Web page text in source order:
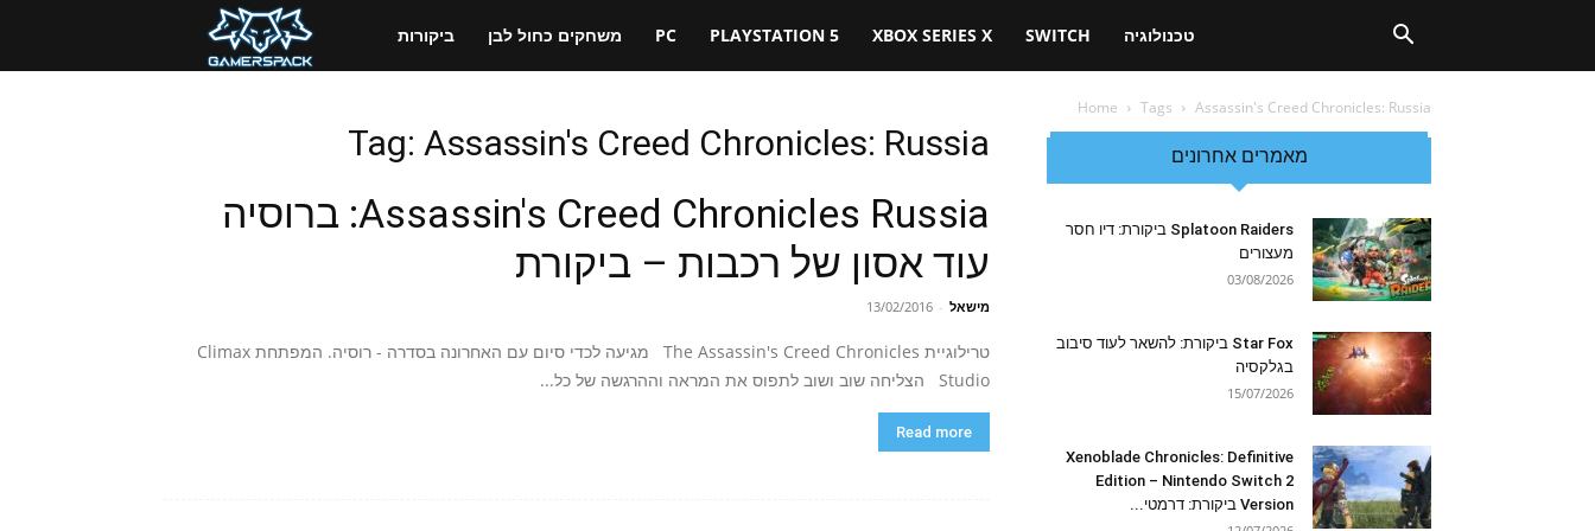
ביקורות משחקים כחול לבן PC PLAYSTATION 5 XBOX SERIES X SWITCH טכנולוגיה
Home Tags Assassin's Creed Chronicles: Russia
Tag: Assassin's Creed Chronicles: Russia
Assassin's Creed Chronicles Russia: ברוסיה
עוד אסון של רכבות – ביקורת
מישאל -
13/02/2016
טרילוגיית The Assassin's Creed Chronicles מגיעה לכדי סיום עם האחרונה בסדרה - רוסיה. המפתחת Climax
Studio הצליחה שוב ושוב לתפוס את המראה וההרגשה של כל...
Read more
מאמרים אחרונים
Splatoon Raiders ביקורת: דיו חסר
מעצורים
03/08/2026
Star Fox ביקורת: להשאר לעוד סיבוב
בגלקסיה
15/07/2026
Xenoblade Chronicles: Definitive
Edition – Nintendo Switch 2
Version ביקורת: דרמטי...